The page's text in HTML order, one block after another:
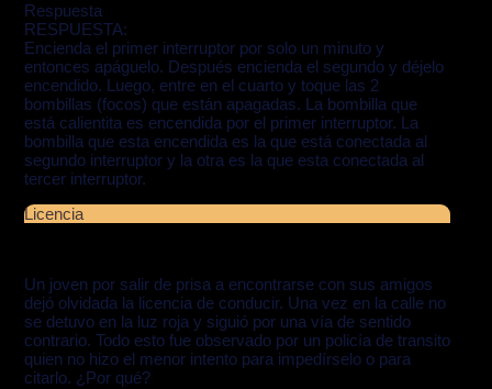
Respuesta
RESPUESTA:
Encienda el primer interruptor por solo un minuto y
entonces apáguelo. Después encienda el segundo y déjelo
encendido. Luego, entre en el cuarto y toque las 2
bombillas (focos) que están apagadas. La bombilla que
está calientita es encendida por el primer interruptor. La
bombilla que esta encendida es la que está conectada al
segundo interruptor y la otra es la que esta conectada al
tercer interruptor.
Licencia
Un joven por salir de prisa a encontrarse con sus amigos
dejó olvidada la licencia de conducir. Una vez en la calle no
se detuvo en la luz roja y siguió por una vía de sentido
contrario. Todo esto fue observado por un policía de transito
quien no hizo el menor intento para impedírselo o para
citarlo. ¿Por qué?